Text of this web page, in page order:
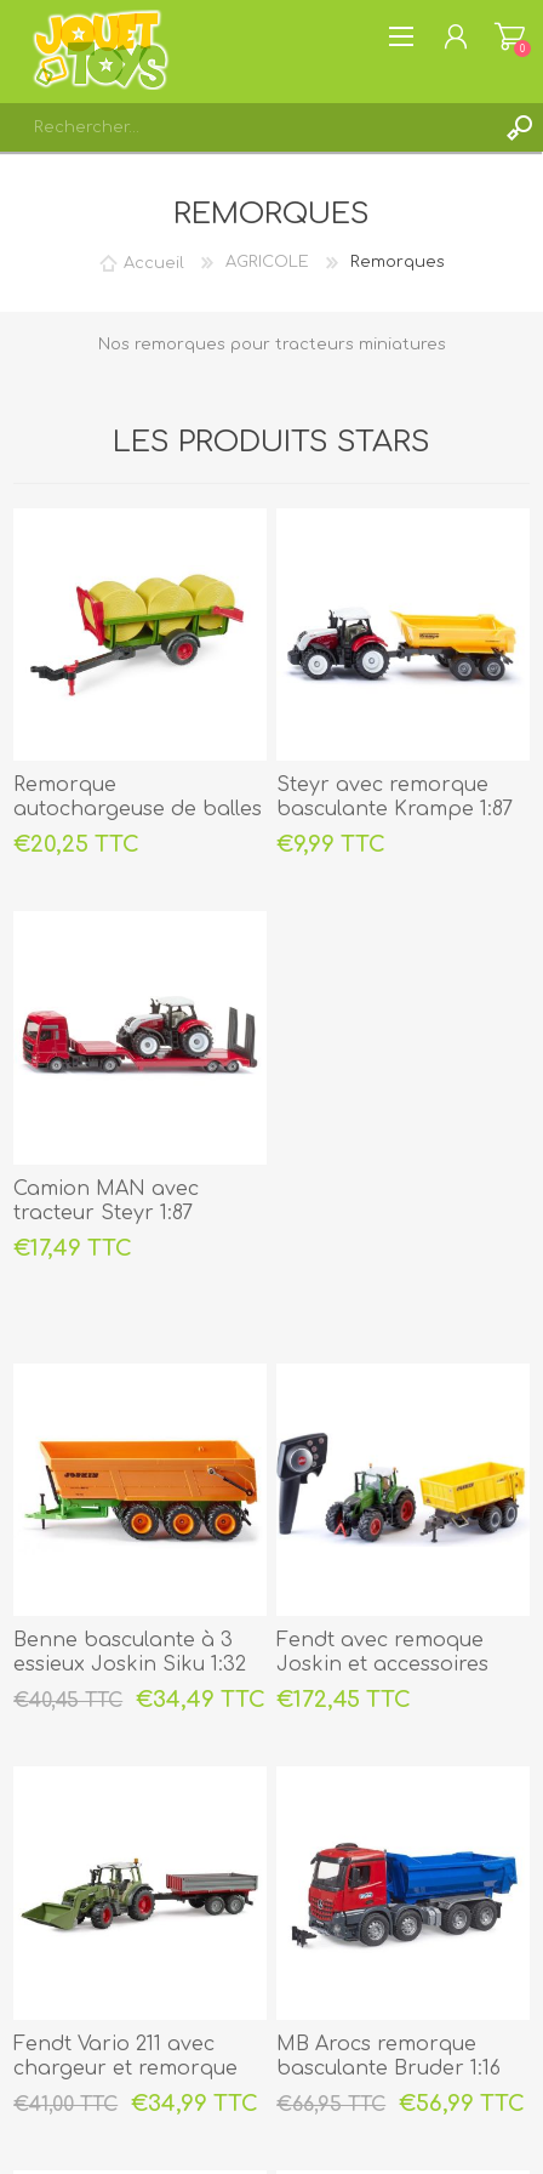
0
REMORQUES
Accueil AGRICOLE Remorques
Nos remorques pour tracteurs miniatures
LES PRODUITS STARS
Remorque
autochargeuse de balles
1:16
€20,25 TTC
Steyr avec remorque
basculante Krampe 1:87
€9,99 TTC
Camion MAN avec
tracteur Steyr 1:87
€17,49 TTC
Benne basculante à 3
essieux Joskin Siku 1:32
€40,45 TTC
€34,49 TTC
Fendt avec remoque
Joskin et accessoires
1:32
€172,45 TTC
Fendt Vario 211 avec
chargeur et remorque
basculante Bruder 1:16
€41,00 TTC €34,99 TTC
MB Arocs remorque
basculante Bruder 1:16
€66,95 TTC
€56,99 TTC